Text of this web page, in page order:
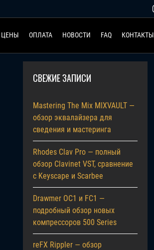
ЦЕНЫ ОПЛАТА НОВОСТИ FAQ КОНТАКТЫ
СВЕЖИЕ ЗАПИСИ
Mastering The Mix MIXVAULT —
обзор эквалайзера для
сведения и мастеринга
Rhodes Clav Pro — полный
обзор Clavinet VST, сравнение
с Keyscape и Scarbee
Drawmer OC1 и FC1 —
подробный обзор новых
компрессоров 500 Series
reFX Rippler — обзор